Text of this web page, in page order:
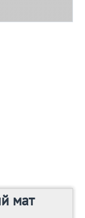
мат